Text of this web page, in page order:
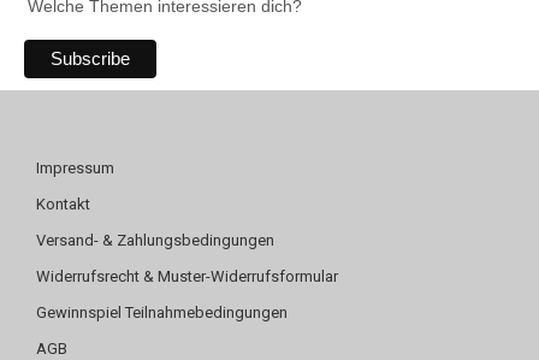
Welche Themen interessieren dich?
Impressum
Kontakt
Versand- & Zahlungsbedingungen
Widerrufsrecht & Muster-Widerrufsformular
Gewinnspiel Teilnahmebedingungen
AGB